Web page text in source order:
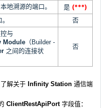
本地溯源的端口。 是 (***)
否
与
Module （Builder -
之间的连接状
否
解关于 Infinity Station 通信端
ClientRestApiPort字段值：